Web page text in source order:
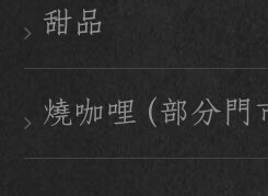
甜品
燒咖哩 (部分門